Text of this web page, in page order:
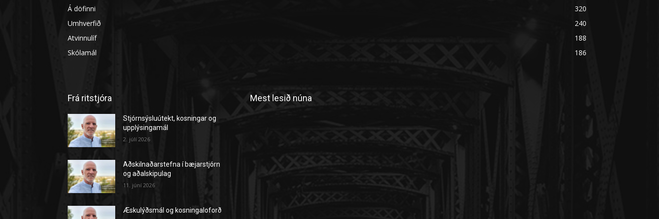
Á döfinni
320
Umhverfið
240
Atvinnulíf
188
Skólamál
186
Frá ritstjóra
Stjórnsýsluútekt, kosningar og
upplýsingamál
2. júlí 2026
Aðskilnaðarstefna í bæjarstjórn
og aðalskipulag
11. júní 2026
Æskulýðsmál og kosningaloforð
Mest lesið núna